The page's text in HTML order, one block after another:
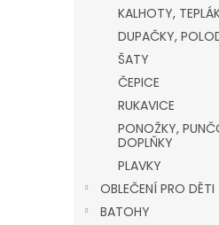
KALHOTY,
DUPAČKY,
ŠATY
ČEPICE
RUKAVICE
PONOŽKY,
DOPLŇKY
PLAVKY
OBLEČENÍ PRO DĚTI
BATOHY